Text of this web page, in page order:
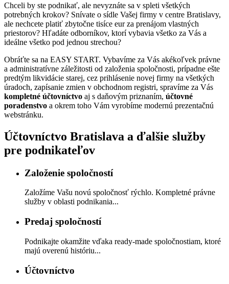
Chceli by ste podnikať, ale nevyznáte sa v spleti všetkých
potrebných krokov? Snívate o sídle Vašej firmy v centre Bratislavy,
ale nechcete platiť zbytočne tisíce eur za prenájom vlastných
priestorov? Hľadáte odborníkov, ktorí vybavia všetko za Vás a
ideálne všetko pod jednou strechou?
Obráťte sa na EASY START. Vybavíme za Vás akékoľvek právne
a administratívne záležitosti od založenia spoločnosti, prípadne ešte
predtým likvidácie starej, cez prihlásenie novej firmy na všetkých
úradoch, zapísanie zmien v obchodnom registri, spravíme za Vás
kompletné účtovníctvo aj s daňovým priznaním, účtovné
poradenstvo a okrem toho Vám vyrobíme modernú prezentačnú
webstránku.
Účtovníctvo Bratislava a ďalšie služby
pre podnikateľov
Založenie spoločností
Založíme Vašu novú spoločnosť rýchlo. Kompletné právne
služby v oblasti podnikania...
Predaj spoločností
Podnikajte okamžite vďaka ready-made spoločnostiam, ktoré
majú overenú históriu...
Účtovníctvo